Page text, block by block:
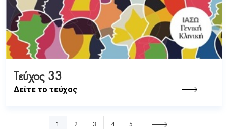
Τεύχος 33
Δείτε το τεύχος
1 2 3 4 5